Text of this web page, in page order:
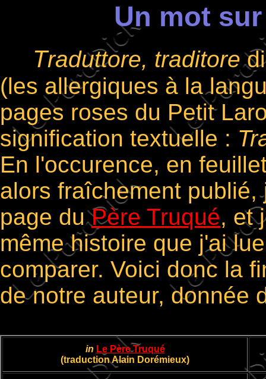
Un mot
Traduttore, traditore
(les allergiques à la
pages roses du Petit
signification textuelle :
En l'occurence, en
alors fraîchement
page duPère Truqué, et
même histoire que j'ai
comparer. Voici donc la
de notre auteur, donnée
in Le Père Truqué
(traduction Alain Dorémieux)